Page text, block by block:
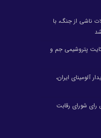
ناشی از جنگ، با
پتروشیمی جم و
آلومینای ایران،
شورای رقابت